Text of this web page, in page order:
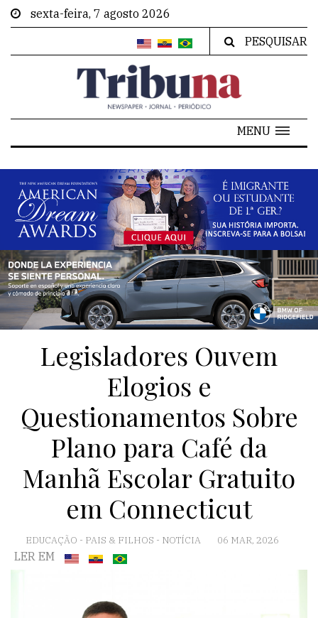
sexta-feira, 7 agosto 2026
PESQUISAR
MENU
Legisladores Ouvem
Elogios e
Questionamentos Sobre
Plano para Café da
Manhã Escolar Gratuito
em Connecticut
EDUCAÇÃO - PAIS & FILHOS - NOTÍCIA 06 MAR, 2026
LER EM